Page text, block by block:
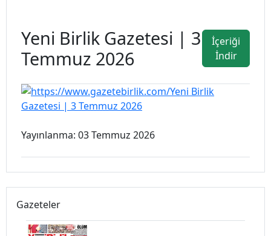
Yeni Birlik Gazetesi | 3
Temmuz 2026
İçeriği
İndir
Yayınlanma: 03 Temmuz 2026
Gazeteler